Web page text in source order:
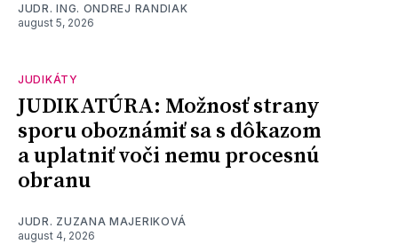
JUDR. ING. ONDREJ RANDIAK
august 5, 2026
JUDIKÁTY
JUDIKATÚRA: Možnosť strany
sporu oboznámiť sa s dôkazom
a uplatniť voči nemu procesnú
obranu
JUDR. ZUZANA MAJERIKOVÁ
august 4, 2026